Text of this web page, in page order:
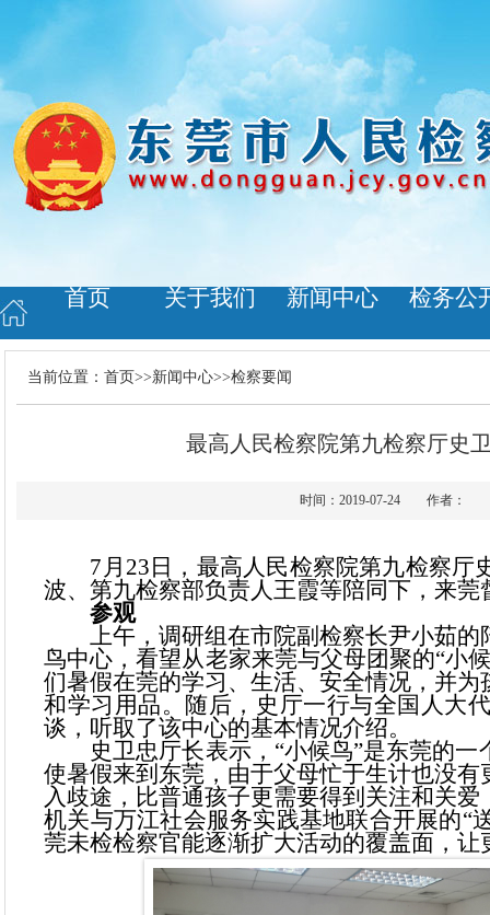
首页 关于我们 新闻中心 检务公
当前位置： 首页>>新闻中心>>检察要闻
最高人民检察院第九检察厅史
时间：2019-07-24 作者：
7月23日，最高人民检察院第九检察厅
波、第九检察部负责人王霞等陪同下，来
参观
上午，调研组在市院副检察长尹小茹的
鸟中心，看望从老家来莞与父母团聚的“小
们暑假在莞的学习、生活、安全情况，并
和学习用品。随后，史厅一行与全国人大
谈，听取了该中心的基本情况介绍。
史卫忠厅长表示，“小候鸟”是东莞的一
使暑假来到东莞，由于父母忙于生计也没
入歧途，比普通孩子更需要得到关注和关
机关与万江社会服务实践基地联合开展的“
莞未检检察官能逐渐扩大活动的覆盖面，让